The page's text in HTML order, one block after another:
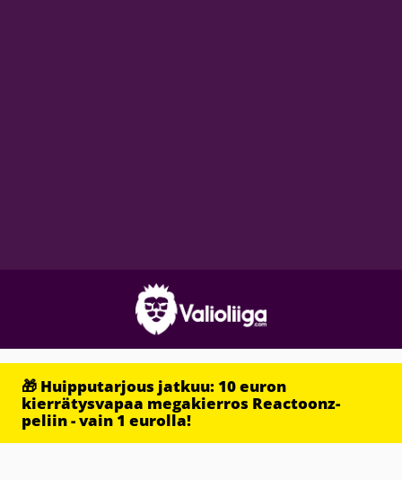
🎁 Huipputarjous jatkuu: 10 euron
kierrätysvapaa megakierros Reactoonz-
peliin - vain 1 eurolla!